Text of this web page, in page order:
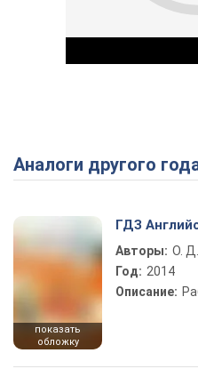
Аналоги другого
показать
обложку
ГДЗ
Авторы: О.
Год: 2014
Описание: